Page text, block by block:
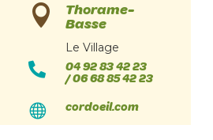

Thorame-
Basse
Le Village
 04 92 83 42 23
/ 06 68 85 42 23
 cordoeil.com